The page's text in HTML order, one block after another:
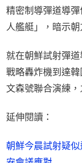
精密制導彈道導
人艦艇」，暗示
就在朝鮮試射彈
戰略轟炸機到達
文森號聯合演練，
延伸閱讀：
朝鮮今晨試射疑